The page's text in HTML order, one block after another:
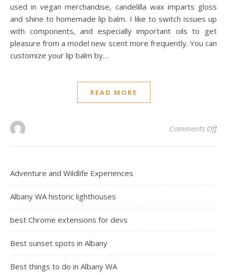
used in vegan merchandise, candelilla wax imparts gloss
and shine to homemade lip balm. I like to switch issues up
with components, and especially important oils to get
pleasure from a model new scent more frequently. You can
customize your lip balm by…
READ MORE
Comments Offon
Adventure and Wildlife Experiences
Albany WA historic lighthouses
best Chrome extensions for devs
Best sunset spots in Albany
Best things to do in Albany WA